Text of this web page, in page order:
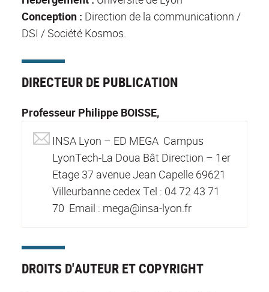
Conception : Direction de la communicationn /
DSI / Société Kosmos.
DIRECTEUR DE PUBLICATION
Professeur Philippe BOISSE,
INSA Lyon – ED MEGA Campus
LyonTech-La Doua Bât Direction – 1er
Etage 37 avenue Jean Capelle 69621
Villeurbanne cedex Tel : 04 72 43 71
70 Email : mega@insa-lyon.fr
DROITS D'AUTEUR ET COPYRIGHT